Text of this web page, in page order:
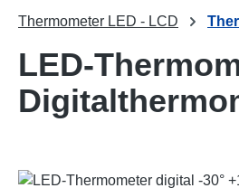
Thermometer LED - LCD
LED-
Skip image gallery